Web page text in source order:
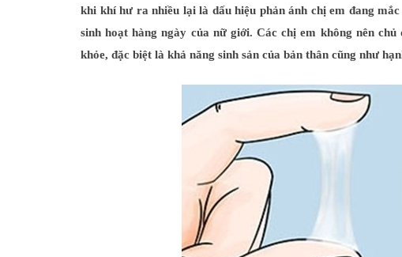
khi khí hư ra nhiều lại là dấu hiệu phản ánh chị em đang
sinh hoạt hàng ngày của nữ giới. Các chị em không nên
khỏe, đặc biệt là khả năng sinh sản của bản thân cũng như